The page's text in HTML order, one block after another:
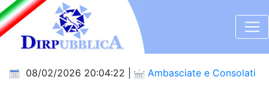
08/02/2026 20:04:22 | Ambasciate e Consolati